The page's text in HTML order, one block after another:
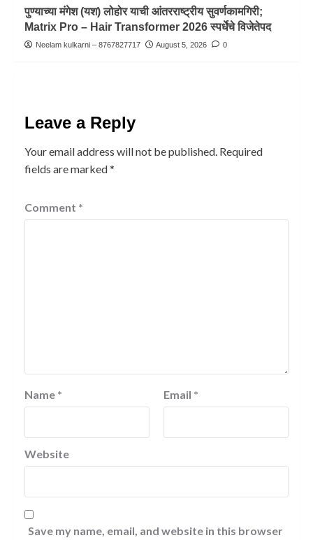
पुण्याच्या मंगेश (यश) लोहोर याची आंतरराष्ट्रीय सुवर्णकामगिरी;
Matrix Pro – Hair Transformer 2026 स्पर्धेचे विजेतेपद
Neelam kulkarni – 8767827717 August 5, 2026 0
Leave a Reply
Your email address will not be published. Required
fields are marked*
Comment *
Name * Email *
Website
Save my name, email, and website in this browser